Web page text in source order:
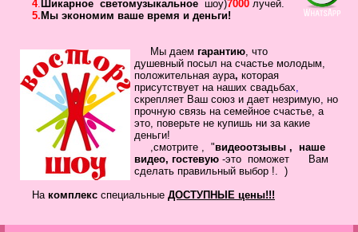
Свадьбы
Статьи
Галерея
Гостевая
Вход для клиентов
Пользователь
4. Шикарное светомузыкальное шоу)7000 лучей.
5. Мы экономим ваше время и деньги!
Мы даем гарантию, что
душевный посыл на счастье молодым,
положительная аура, которая
присутствует на наших свадьбах,
скрепляет Ваш союз и дает незримую, но
прочную связь на семейное счастье, а
это, поверьте не купишь ни за какие
деньги!
,смотрите , "видеоотзывы , наше
видео, гостевую -это поможет Вам
сделать правильный выбор !. )
Накомплекс специальные ДОСТУПНЫЕ цены!!!